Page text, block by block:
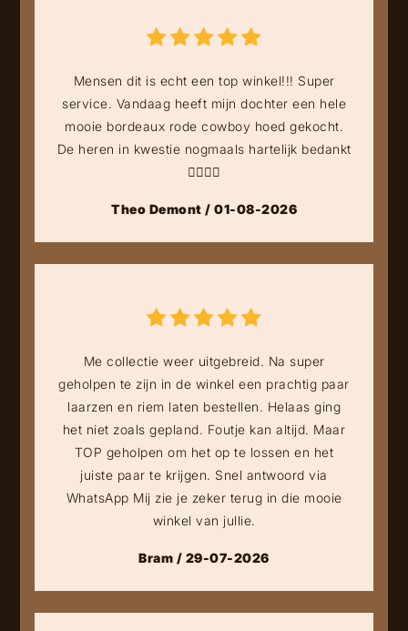
Mensen dit is echt een top winkel!!! Super
service. Vandaag heeft mijn dochter een hele
mooie bordeaux rode cowboy hoed gekocht.
De heren in kwestie nogmaals hartelijk bedankt
👍🏻👍🏻
Theo Demont / 01-08-2026
Me collectie weer uitgebreid. Na super
geholpen te zijn in de winkel een prachtig paar
laarzen en riem laten bestellen. Helaas ging
het niet zoals gepland. Foutje kan altijd. Maar
TOP geholpen om het op te lossen en het
juiste paar te krijgen. Snel antwoord via
WhatsApp Mij zie je zeker terug in die mooie
winkel van jullie.
Bram / 29-07-2026